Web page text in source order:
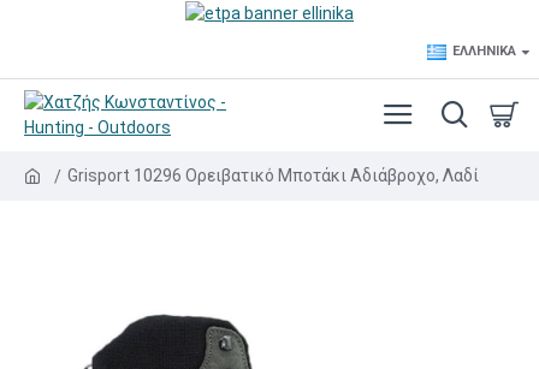
ΕΛΛΗΝΙΚΆ
Grisport 10296 Ορειβατικό Μποτάκι Αδιάβροχο, Λαδί